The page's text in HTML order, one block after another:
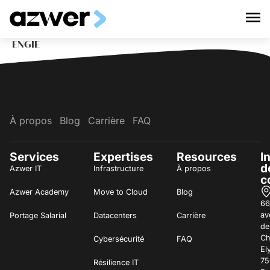
ENGIE
À propos Blog Carrière FAQ
Services
Azwer IT
Azwer Academy
Portage Salarial
Expertises
Infrastructure
Move to Cloud
Datacenters
Cybersécurité
Résilience IT
Resources
À propos
Blog
Carrière
FAQ
66